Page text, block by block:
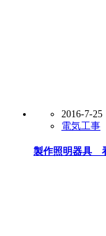
2016-7-25
電気工事
製作照明器具